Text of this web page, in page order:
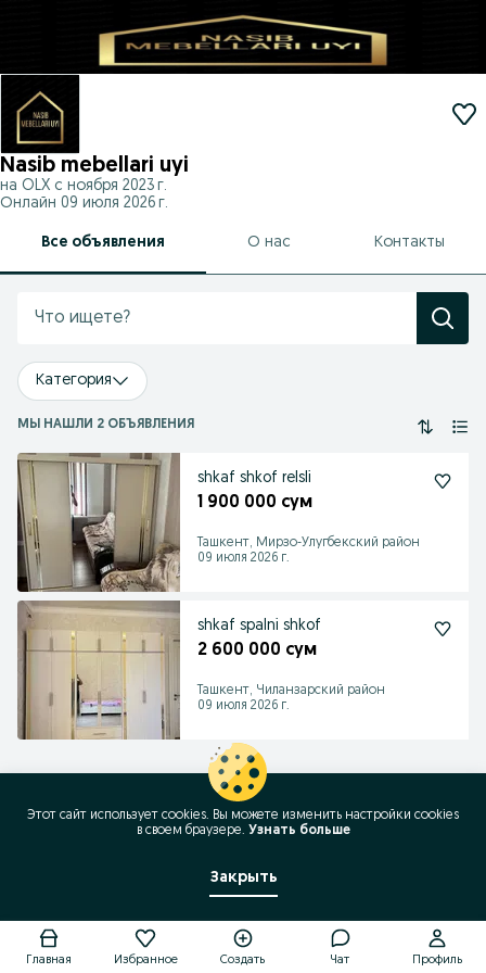
Nasib mebellari uyi
на OLX с ноября 2023 г.
Онлайн 09 июля 2026 г.
Все объявления О нас Контакты
Категория
МЫ НАШЛИ 2 ОБЪЯВЛЕНИЯ
shkaf shkof relsli
1 900 000 сум
Ташкент, Мирзо-Улугбекский район
09 июля 2026 г.
shkaf spalni shkof
2 600 000 сум
Ташкент, Чиланзарский район
09 июля 2026 г.
Позвонить / SMS
Главная Избранное Создать Чат Профиль
Этот сайт использует cookies. Вы можете изменить настройки cookies
в своeм браузере. Узнать больше
Закрыть